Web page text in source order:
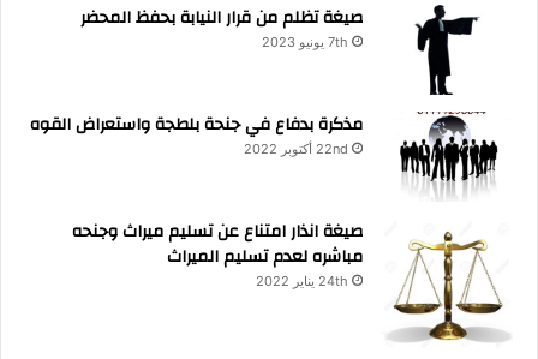
صيغة تظلم من قرار النيابة بحفظ المحضر
7th يونيو 2023
مذكرة بدفاع في جنحة بلطجة واستعراض القوه
22nd أكتوبر 2022
صيغة انذار امتناع عن تسليم ميراث وجنحه
مباشره لعدم تسليم الميراث
24th يناير 2022